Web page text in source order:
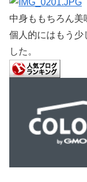
中身ももちろん美
個人的にはもう少
した。